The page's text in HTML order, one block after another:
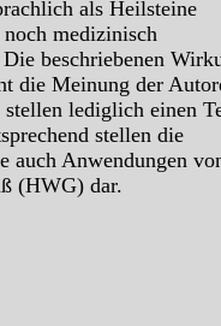
als Heilsteine
medizinisch
beschriebenen
die Meinung der
lediglich einen
stellen die
auch Anwendungen
(HWG) dar.